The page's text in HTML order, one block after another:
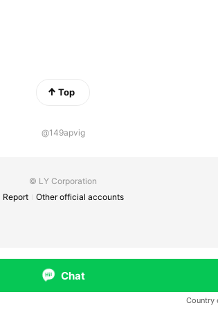
Top
@149apvig
© LY Corporation
Report
Other official accounts
Chat
Country